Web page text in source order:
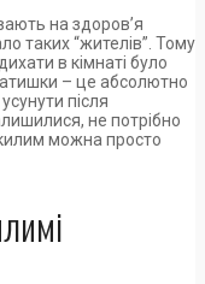
на здоров’я
таких “жителів”. Тому
в кімнаті було
– це абсолютно
після
не потрібно
можна просто